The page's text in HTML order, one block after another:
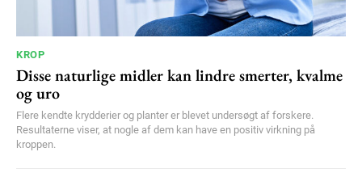
KROP
Disse naturlige midler kan lindre smerter, kvalme
og uro
Flere kendte krydderier og planter er blevet undersøgt af forskere.
Resultaterne viser, at nogle af dem kan have en positiv virkning på
kroppen.